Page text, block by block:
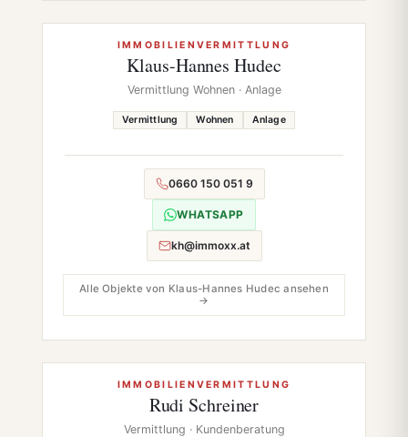
IMMOBILIENVERMITTLUNG
Klaus-Hannes Hudec
Vermittlung Wohnen · Anlage
Vermittlung Wohnen Anlage
0660 150 051 9
WHATSAPP
kh@immoxx.at
Alle Objekte von Klaus-Hannes Hudec ansehen
→
IMMOBILIENVERMITTLUNG
Rudi Schreiner
Vermittlung · Kundenberatung